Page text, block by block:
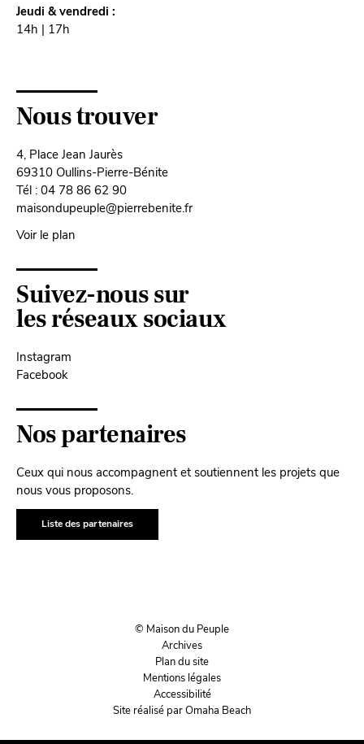
Jeudi & vendredi :
14h | 17h
Nous trouver
4, Place Jean Jaurès
69310 Oullins-Pierre-Bénite
Tél : 04 78 86 62 90
maisondupeuple@pierrebenite.fr
Voir le plan
Suivez-nous sur
les réseaux sociaux
Instagram
Facebook
Nos partenaires
Ceux qui nous accompagnent et soutiennent les projets que
nous vous proposons.
Liste des partenaires
© Maison du Peuple
Archives
Plan du site
Mentions légales
Accessibilité
Site réalisé par Omaha Beach